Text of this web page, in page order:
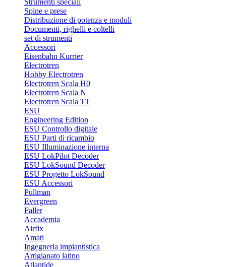
Strumenti speciali
Spine e prese
Distribuzione di potenza e moduli
Documenti, righelli e coltelli
set di strumenti
Accessori
Eisenbahn Kurrier
Electrotren
Hobby Electrotren
Electrotren Scala H0
Electrotren Scala N
Electrotren Scala TT
ESU
Engineering Edition
ESU Controllo digitale
ESU Parti di ricambio
ESU Illuminazione interna
ESU LokPilot Decoder
ESU LokSound Decoder
ESU Progetto LokSound
ESU Accessori
Pullman
Evergreen
Faller
Accademia
Airfix
Amati
Ingegneria impiantistica
Artigianato latino
Atlantide